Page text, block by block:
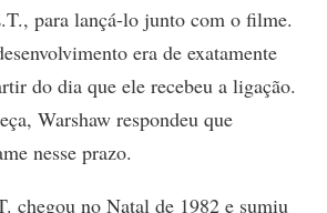
para lançá-lo junto com o filme.
era de exatamente
do dia que ele recebeu a ligação.
Warshaw respondeu que
nesse prazo.
chegou no Natal de 1982 e sumiu